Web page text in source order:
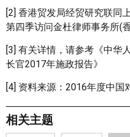
[2] 香港贸发局经贸研究联同
第四季访问金杜律师事务所(
[3] 有关详情，请参考《中华
长官2017年施政报告》
[4] 资料来源：2016年度中国
相关主题